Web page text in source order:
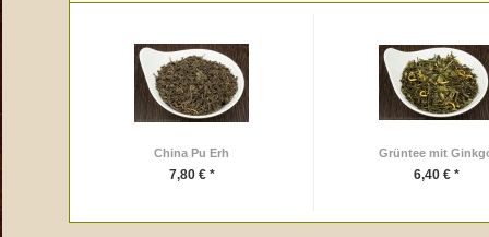
China Pu Erh
7,80 € *
Grüntee mit
6,40 € *